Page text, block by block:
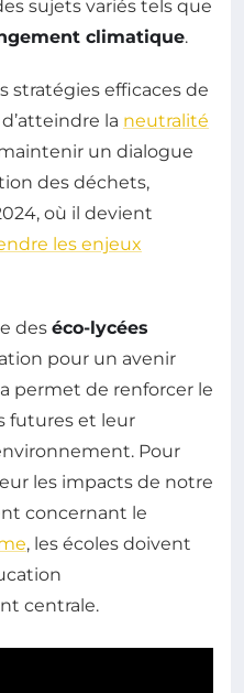
sujets variés tels que
climatique.
stratégies efficaces de
la neutralité
un dialogue
des déchets,
où il devient
les enjeux
des éco-lycées
pour un avenir
permet de renforcer le
futures et leur
Pour
les impacts de notre
concernant le
, les écoles doivent
centrale.